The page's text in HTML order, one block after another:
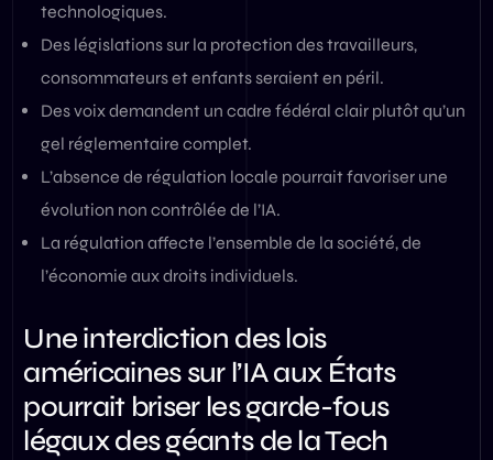
technologiques.
Des législations sur la protection des travailleurs,
consommateurs et enfants seraient en péril.
Des voix demandent un cadre fédéral clair plutôt qu’un
gel réglementaire complet.
L’absence de régulation locale pourrait favoriser une
évolution non contrôlée de l’IA.
La régulation affecte l’ensemble de la société, de
l’économie aux droits individuels.
Une interdiction des lois
américaines sur l’IA aux États
pourrait briser les garde-fous
légaux des géants de la Tech